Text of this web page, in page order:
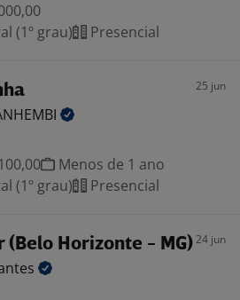
(1º grau)
Presencial
25 jun
Menos de 1 ano
(1º grau)
Presencial
(Belo Horizonte - MG)24 jun